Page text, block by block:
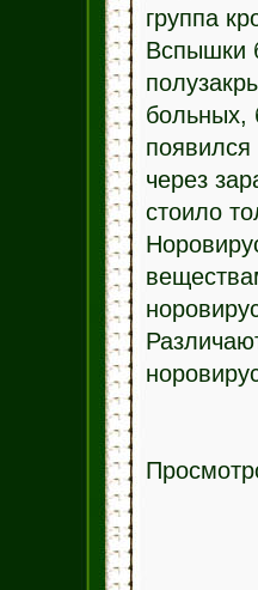
группа
Вспышки
больных,
появился
через
стоило